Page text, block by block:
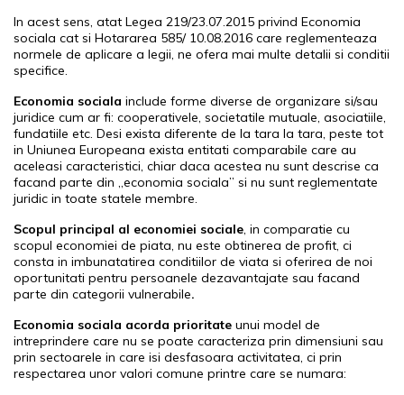
In acest sens, atat Legea 219/23.07.2015 privind Economia
sociala cat si Hotararea 585/ 10.08.2016 care reglementeaza
normele de aplicare a legii, ne ofera mai multe detalii si conditii
specifice.
Economia sociala include forme diverse de organizare si/sau
juridice cum ar fi: cooperativele, societatile mutuale, asociatiile,
fundatiile etc. Desi exista diferente de la tara la tara, peste tot
in Uniunea Europeana exista entitati comparabile care au
aceleasi caracteristici, chiar daca acestea nu sunt descrise ca
facand parte din „economia sociala” si nu sunt reglementate
juridic in toate statele membre.
Scopul principal al economiei sociale, in comparatie cu
scopul economiei de piata, nu este obtinerea de profit, ci
consta in imbunatatirea conditiilor de viata si oferirea de noi
oportunitati pentru persoanele dezavantajate sau facand
parte din categorii vulnerabile.
Economia sociala acorda prioritate unui model de
intreprindere care nu se poate caracteriza prin dimensiuni sau
prin sectoarele in care isi desfasoara activitatea, ci prin
respectarea unor valori comune printre care se numara: